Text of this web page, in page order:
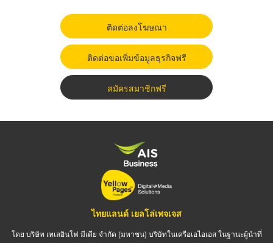
ติดต่อลงโฆษณา
ติดต่อขอเพิ่มข้อมูลธุรกิจฟรี
สมัครสมาชิกฟรี
ไทยแลนด์ เยลโล่เพจเจส
โดย บริษัท เทเลอินโฟ มีเดีย จำกัด (มหาชน) บริษัทในเครือเอไอเอส ในฐานะผู้นำที่